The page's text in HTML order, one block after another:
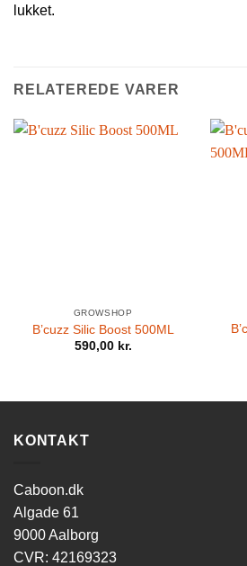
lukket.
RELATEREDE VARER
GROWSHOP
B’cuzz Silic Boost 500ML
590,00 kr.
KONTAKT
Caboon.dk
Algade 61
9000 Aalborg
CVR: 42169323